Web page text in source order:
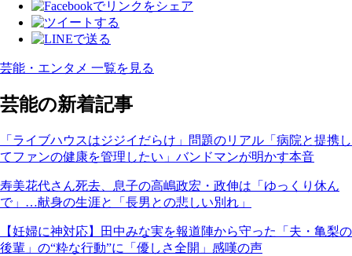
芸能・エンタメ 一覧を見る
芸能の新着記事
「ライブハウスはジジイだらけ」問題のリアル「病院と提携し
てファンの健康を管理したい」バンドマンが明かす本音
寿美花代さん死去、息子の高嶋政宏・政伸は「ゆっくり休ん
で」…献身の生涯と「長男との悲しい別れ」
【妊婦に神対応】田中みな実を報道陣から守った「夫・亀梨の
後輩」の“粋な行動”に「優しさ全開」感嘆の声